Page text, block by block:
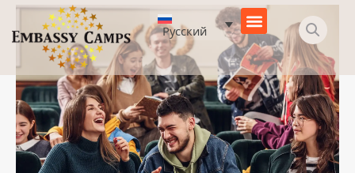
Перейти
содержимому
Русский
Количество
товара
University
Group
Tour
[KL
+
Singapore]